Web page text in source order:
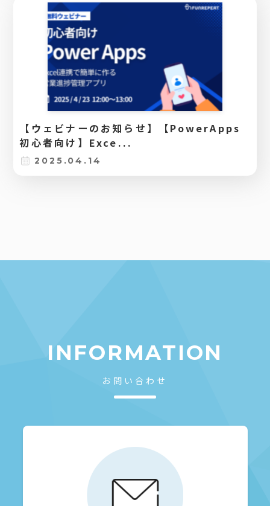
【ウェビナーのお知らせ】【PowerApps
初心者向け】Exce...
2025.04.14
INFORMATION
お問い合わせ